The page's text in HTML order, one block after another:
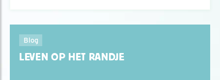
Blog
LEVEN OP HET RANDJE